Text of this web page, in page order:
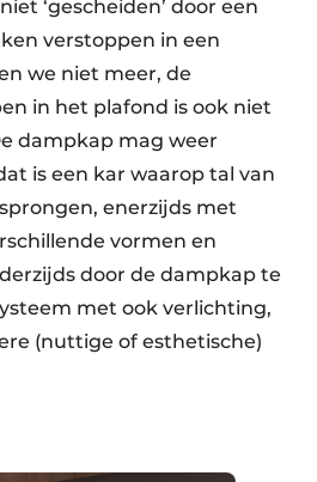
‘gescheiden’ door een
verstoppen in een
we niet meer, de
in het plafond is ook niet
dampkap mag weer
is een kar waarop tal van
enerzijds met
vormen en
door de dampkap te
met ook verlichting,
(nuttige of esthetische)